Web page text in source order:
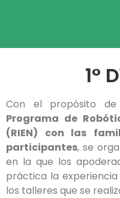
1°
Con el propósito de
Programa de
(RIEN) con las
participantes, se
en la que los
práctica la experiencia
los talleres que se